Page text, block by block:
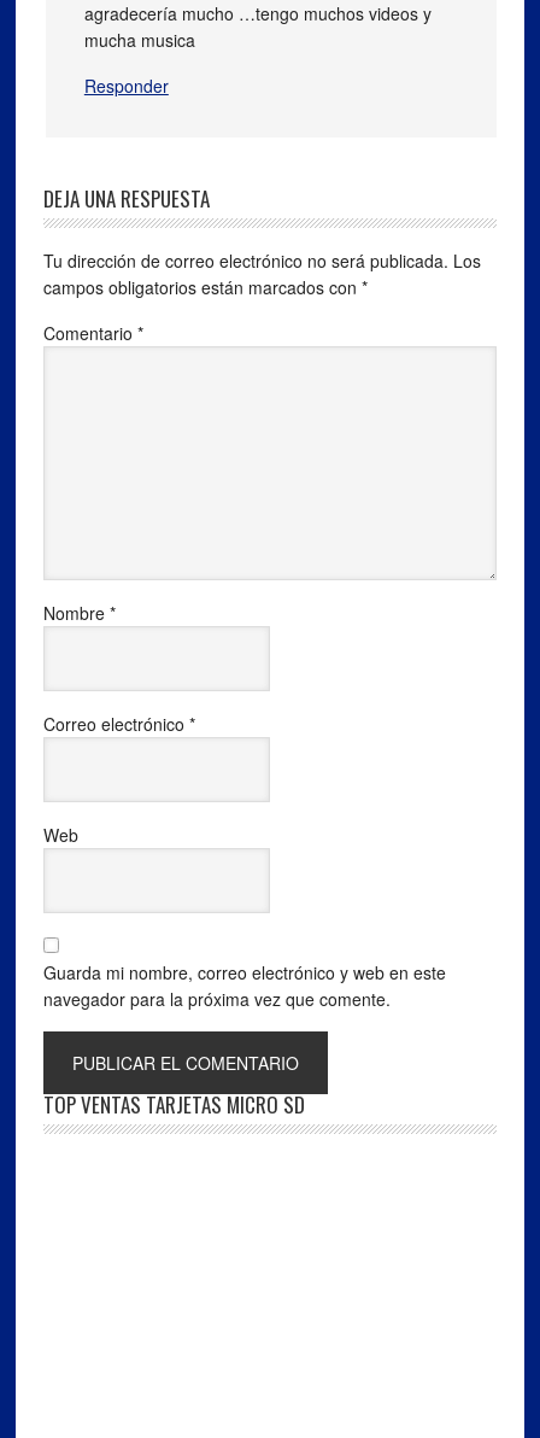
agradecería mucho …tengo muchos videos y
mucha musica
Responder
DEJA UNA RESPUESTA
Tu dirección de correo electrónico no será publicada. Los
campos obligatorios están marcados con *
Comentario *
Nombre *
Correo electrónico *
Web
Guarda mi nombre, correo electrónico y web en este
navegador para la próxima vez que comente.
TOP VENTAS TARJETAS MICRO SD